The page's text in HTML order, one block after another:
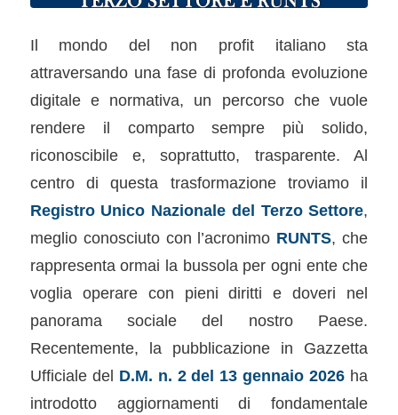
Il mondo del non profit italiano sta
attraversando una fase di profonda evoluzione
digitale e normativa, un percorso che vuole
rendere il comparto sempre più solido,
riconoscibile e, soprattutto, trasparente. Al
centro di questa trasformazione troviamo il
Registro Unico Nazionale del Terzo Settore,
meglio conosciuto con l’acronimo RUNTS, che
rappresenta ormai la bussola per ogni ente che
voglia operare con pieni diritti e doveri nel
panorama sociale del nostro Paese.
Recentemente, la pubblicazione in Gazzetta
Ufficiale del D.M. n. 2 del 13 gennaio 2026 ha
introdotto aggiornamenti di fondamentale